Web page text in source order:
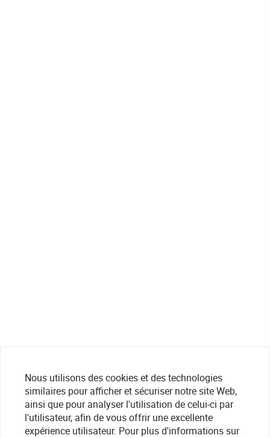
Nous utilisons des cookies et des technologies
similaires pour afficher et sécuriser notre site Web,
ainsi que pour analyser l'utilisation de celui-ci par
l'utilisateur, afin de vous offrir une excellente
expérience utilisateur. Pour plus d'informations sur